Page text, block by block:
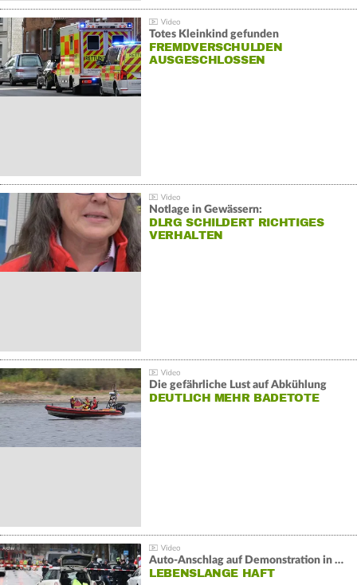
Totes Kleinkind gefunden
FREMDVERSCHULDEN
AUSGESCHLOSSEN
Notlage in Gewässern:
DLRG SCHILDERT RICHTIGES
VERHALTEN
Die gefährliche Lust auf Abkühlung
DEUTLICH MEHR BADETOTE
Auto-Anschlag auf Demonstration in München:
LEBENSLANGE HAFT